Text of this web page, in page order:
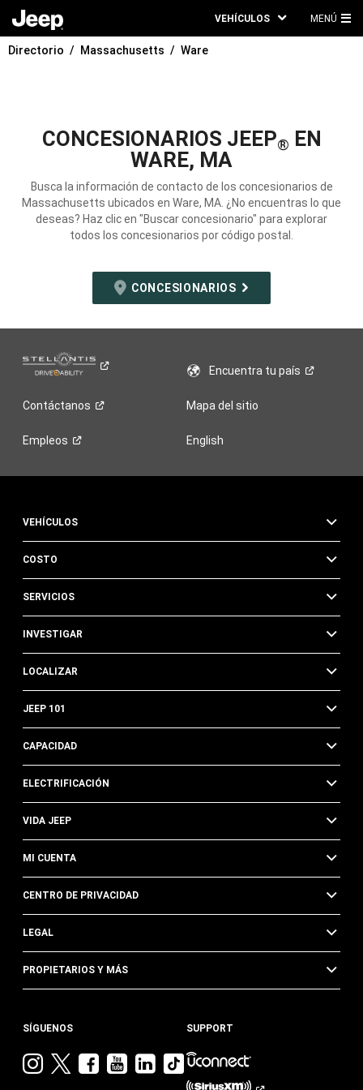
VEHÍCULOS MENÚ
Directorio Massachusetts Ware
CONCESIONARIOS JEEP® EN
WARE, MA
Busca la información de contacto de los concesionarios de
Massachusetts ubicados en Ware, MA. ¿No encuentras lo que
deseas? Haz clic en "Buscar concesionario" para explorar
todos los concesionarios por código postal.
CONCESIONARIOS
Encuentra tupaís
Contáctanos Mapa del sitio
Empleos English
VEHÍCULOS
COSTO
SERVICIOS
INVESTIGAR
LOCALIZAR
JEEP 101
CAPACIDAD
ELECTRIFICACIÓN
VIDA JEEP
MI CUENTA
CENTRO DE PRIVACIDAD
LEGAL
PROPIETARIOS Y MÁS
SÍGUENOS
VisitaVisitaVisitaVisitaVisita
Jeep
Visita
Jeep
SUPPORT